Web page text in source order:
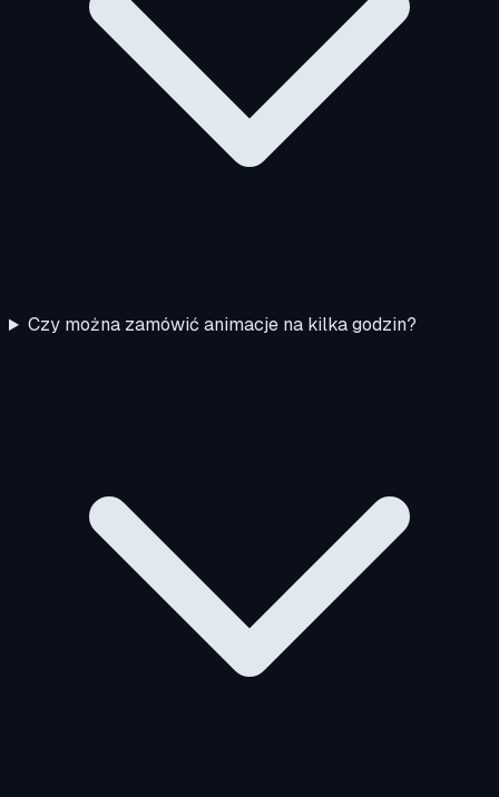
Czy można zamówić animacje na kilka godzin?